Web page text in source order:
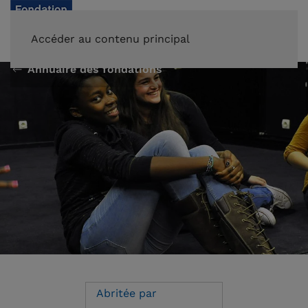
Accéder au contenu principal
Annuaire des fondations
Abritée par